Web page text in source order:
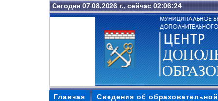
Сегодня 07.08.2026 г., сейчас 02:06:25
Главная Сведения об